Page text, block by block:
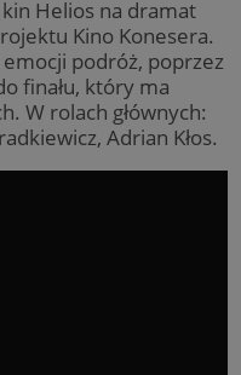
Helios na dramat
Kino Konesera.
podróż, poprzez
finału, który ma
W rolach głównych:
Adrian Kłos.